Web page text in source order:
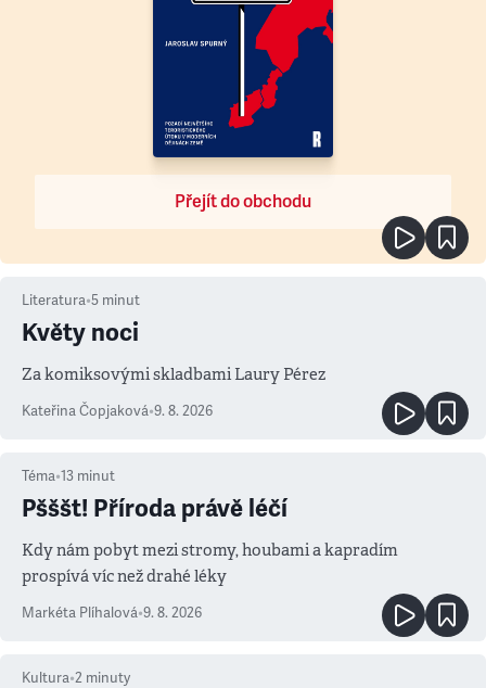
Přejít do obchodu
Literatura•5 minut
Květy noci
Za komiksovými skladbami Laury Pérez
Kateřina Čopjaková•9. 8. 2026
Téma•13 minut
Pšššt! Příroda právě léčí
Kdy nám pobyt mezi stromy, houbami a kapradím
prospívá víc než drahé léky
Markéta Plíhalová•9. 8. 2026
Kultura•2 minuty